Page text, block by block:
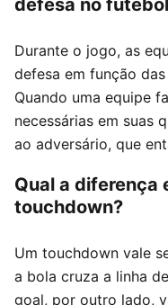
Durante o jogo, as
defesa em função
Quando uma equipe
necessárias em suas
ao adversário, que
Qual a diferença
touchdown?
Um touchdown vale
a bola cruza a linha
goal, por outro lado,